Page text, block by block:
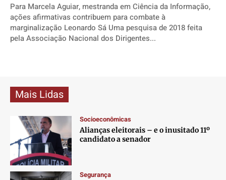
Para Marcela Aguiar, mestranda em Ciência da Informação,
ações afirmativas contribuem para combate à
marginalização Leonardo Sá Uma pesquisa de 2018 feita
pela Associação Nacional dos Dirigentes...
Mais Lidas
Socioeconômicas
Alianças eleitorais – e o inusitado 11º
candidato a senador
Segurança